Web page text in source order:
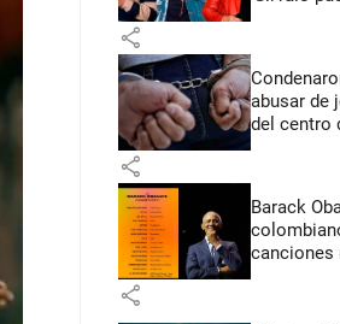
share
abusar de
del centro
share
Barack
canciones
share